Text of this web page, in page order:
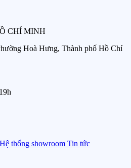
CHÍ MINH
Hoà Hưng, Thành phố Hồ Chí
Hệ thống showroom Tin tức